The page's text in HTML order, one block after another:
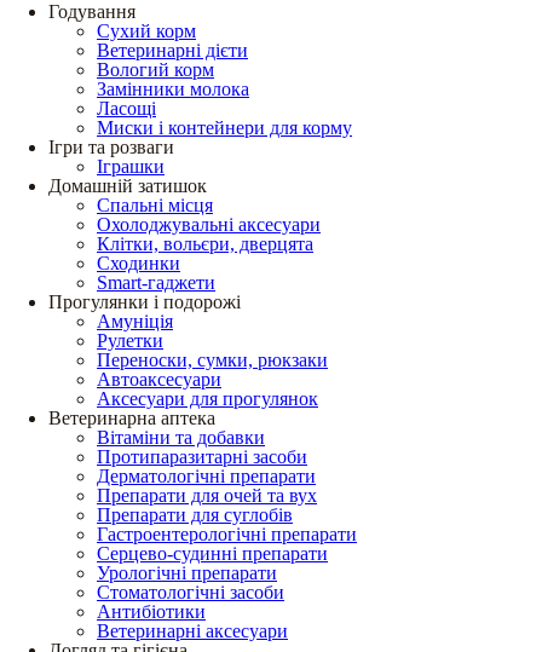
Годування
Сухий корм
Ветеринарні дієти
Вологий корм
Замінники молока
Ласощі
Миски і контейнери для корму
Ігри та розваги
Іграшки
Домашній затишок
Спальні місця
Охолоджувальні аксесуари
Клітки, вольєри, дверцята
Сходинки
Smart-гаджети
Прогулянки і подорожі
Амуніція
Рулетки
Переноски, сумки, рюкзаки
Автоаксесуари
Аксесуари для прогулянок
Ветеринарна аптека
Вітаміни та добавки
Протипаразитарні засоби
Дерматологічні препарати
Препарати для очей та вух
Препарати для суглобів
Гастроентерологічні препарати
Серцево-судинні препарати
Урологічні препарати
Стоматологічні засоби
Антибіотики
Ветеринарні аксесуари